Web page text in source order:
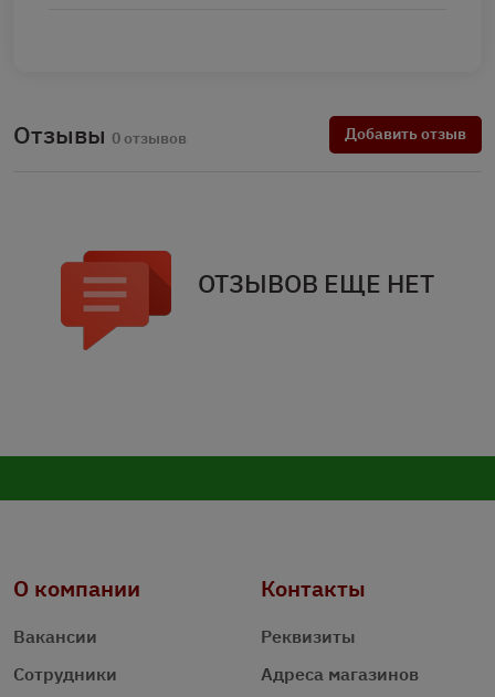
Отзывы 0 отзывов Добавить отзыв
ОТЗЫВОВ ЕЩЕ НЕТ
О компании
Вакансии
Сотрудники
Контакты
Реквизиты
Адреса магазинов